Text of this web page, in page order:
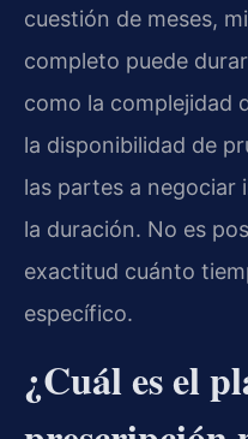
cuestión de meses,
completo puede
como la complejidad
la disponibilidad de
las partes a negociar
la duración. No es
exactitud cuánto
específico.
¿Cuál es el